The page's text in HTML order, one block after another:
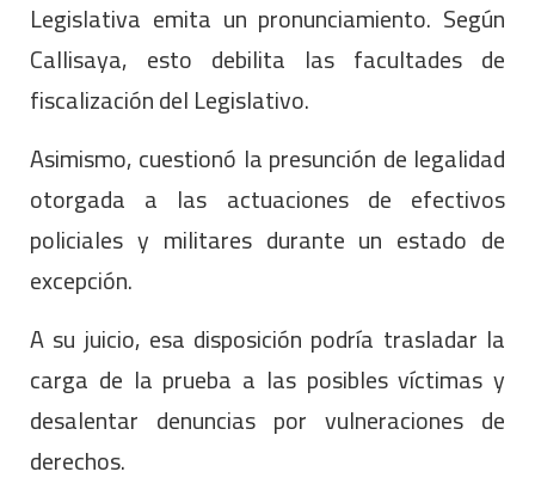
Legislativa emita un pronunciamiento. Según
Callisaya, esto debilita las facultades de
fiscalización del Legislativo.
Asimismo, cuestionó la presunción de legalidad
otorgada a las actuaciones de efectivos
policiales y militares durante un estado de
excepción.
A su juicio, esa disposición podría trasladar la
carga de la prueba a las posibles víctimas y
desalentar denuncias por vulneraciones de
derechos.